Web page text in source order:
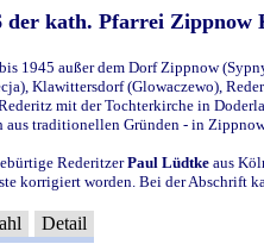
der kath. Pfarrei Zippnow
1945 außer dem Dorf Zippnow
Klawittersdorf (Glowaczewo),
mit der Tochterkirche in
aus traditionellen Gründen - in
RederitzerPaul Lüdtke aus
korrigiert worden. Bei der Abschrift
Detail